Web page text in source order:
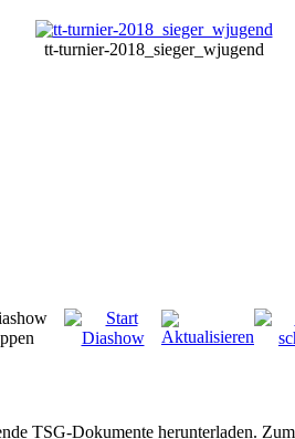
tt-turnier-2018_sieger_wjugend
TSG-Dokumente herunterladen. Zum